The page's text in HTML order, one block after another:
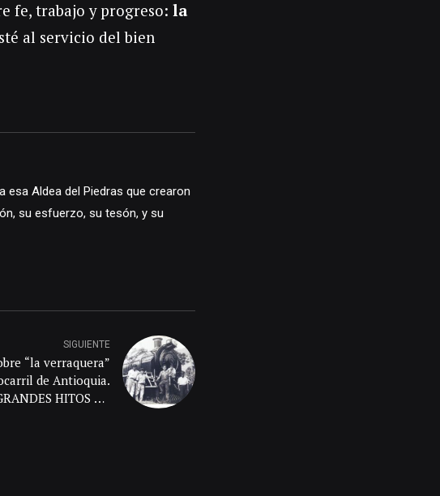
fe, trabajo y progreso: la
al servicio del bien
esa Aldea del Piedras que crearon
su esfuerzo, su tesón, y su
SIGUIENTE
“la verraquera”
de Antioquia.
HITOS DE